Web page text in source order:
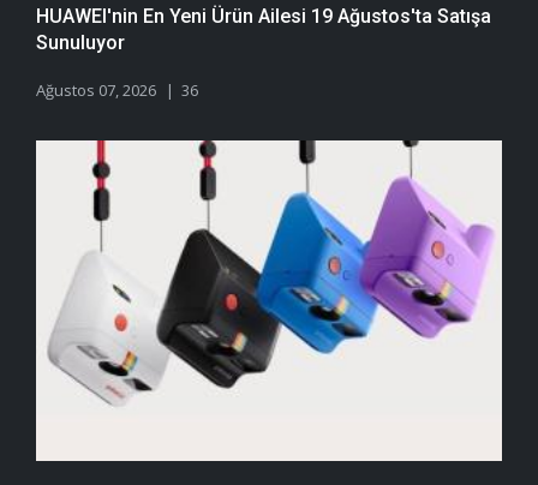
HUAWEI'nin En Yeni Ürün Ailesi 19 Ağustos'ta Satışa
Sunuluyor
Ağustos 07, 2026 36